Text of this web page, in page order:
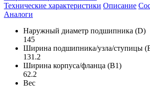
Технические характеристики Описание
Аналоги
Наружный диаметр подшипника (D)
145
Ширина подшипника/узла/ступицы
131.2
Ширина корпуса/фланца (B1)
62.2
Вес